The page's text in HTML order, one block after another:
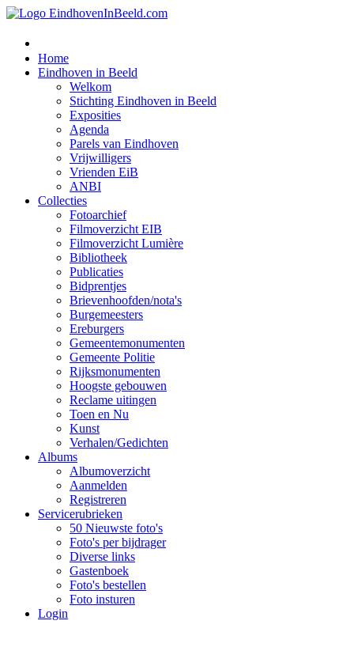
Home
Eindhoven in Beeld
Welkom
Stichting Eindhoven in Beeld
Exposities
Agenda
Parels van Eindhoven
Vrijwilligers
Vrienden EiB
ANBI
Collecties
Fotoarchief
Filmoverzicht EIB
Filmoverzicht Lumière
Bibliotheek
Publicaties
Bidprentjes
Brievenhoofden/nota's
Burgemeesters
Ereburgers
Gemeentemonumenten
Gemeente Politie
Rijksmonumenten
Hoogste gebouwen
Reclame uitingen
Toen en Nu
Kunst
Verhalen/Gedichten
Albums
Albumoverzicht
Aanmelden
Registreren
Servicerubrieken
50 Nieuwste foto's
Foto's per bijdrager
Diverse links
Gastenboek
Foto's bestellen
Foto insturen
Login